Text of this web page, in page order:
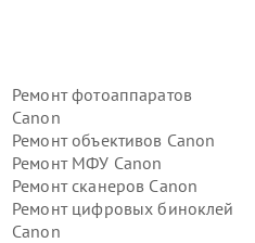
Ремонт фотоаппаратов
Canon
Ремонт объективов Canon
Ремонт МФУ Canon
Ремонт сканеров Canon
Ремонт цифровых биноклей
Canon